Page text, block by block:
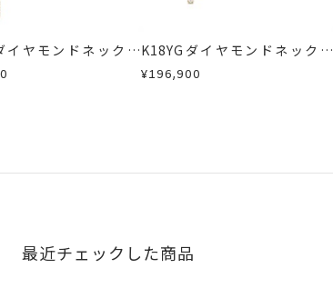
イヤモンドネックレK18YGダイヤモンドネックレ
ス
¥196,900
最近チェックした商品